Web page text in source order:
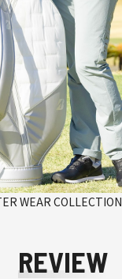
WEAR COLLECTION
REVIEW